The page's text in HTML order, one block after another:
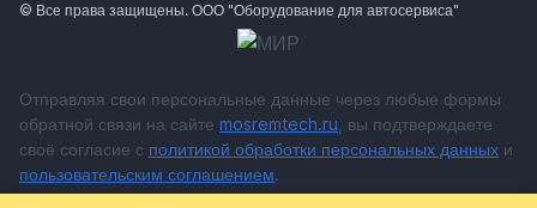
© Все права защищены. ООО "Оборудование для автосервиса"
Отправляя свои персональные данные через любые формы
обратной связи на сайте mosremtech.ru , вы подтверждаете
своё согласие с политикой обработки персональных данных и
пользовательским соглашением.